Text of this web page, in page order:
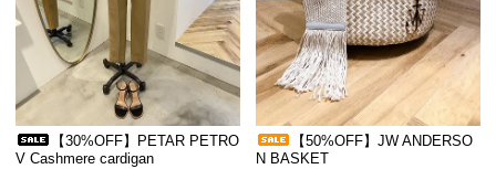
【30%OFF】PETAR PETRO
V Cashmere cardigan
【50%OFF】JW ANDERSO
N BASKET